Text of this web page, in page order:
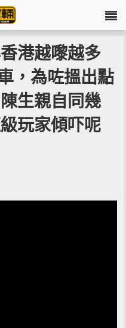
港越嚟越多
，為咗搵出點
生親自同幾
玩家傾吓呢